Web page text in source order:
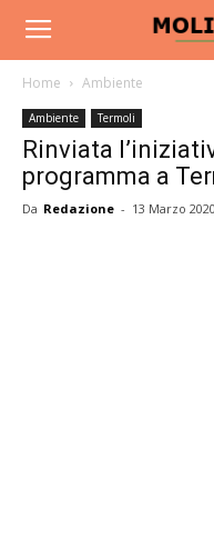
Home Ambiente
Ambiente Termoli
Rinviata
programma a
Da Redazione - 13 Marzo 2020